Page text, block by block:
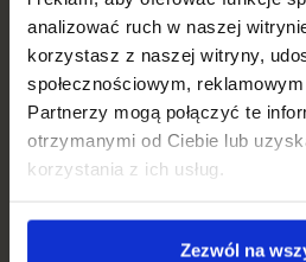
analizować ruch w naszej
korzystasz z naszej witryny,
społecznościowym,
Partnerzy mogą połączyć te
otrzymanymi od Ciebie lub
korzystania z ich usług.
Zezwól na